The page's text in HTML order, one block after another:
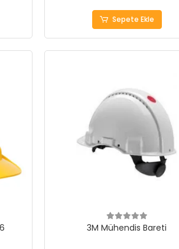
Sepete Ekle
3M Mühendis Bareti